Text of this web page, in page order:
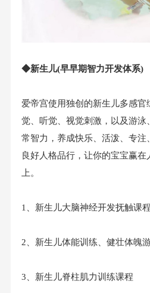
◆新生儿(早早期智力开发体系)
爱帝宫使用独创的新生儿多感官
觉、听觉、视觉刺激，以及游泳
常智力，养成快乐、活泼、专
良好人格品行，让你的宝宝赢
上。
1、新生儿大脑神经开发抚触课程
2、新生儿体能训练、健壮体魄
3、新生儿脊柱肌力训练课程